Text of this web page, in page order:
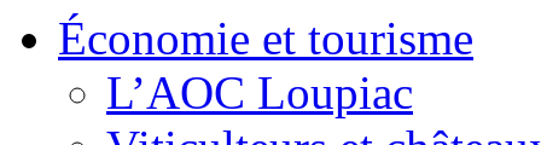
Économie et tourisme
L’AOC Loupiac